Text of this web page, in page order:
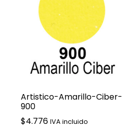
Artistico-Amarillo-Ciber-
900
$4.776 IVA incluido